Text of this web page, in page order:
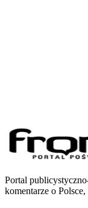
Portal
komentarze o